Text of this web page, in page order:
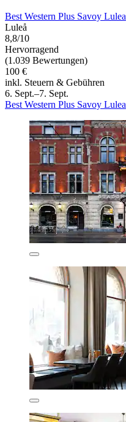
Best Western Plus Savoy Lulea
Luleå
8,8/10
Hervorragend
(1.039 Bewertungen)
100 €
inkl. Steuern & Gebühren
6. Sept.–7. Sept.
Best Western Plus Savoy Lulea